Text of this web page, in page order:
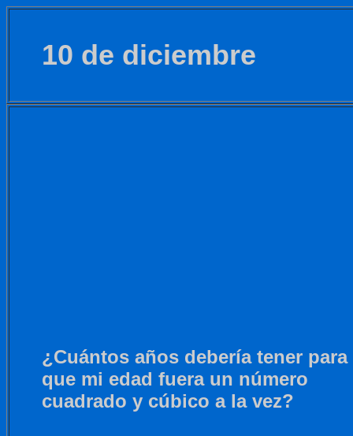
10 de diciembre
¿Cuántos años debería tener para
que mi edad fuera un número
cuadrado y cúbico a la vez?